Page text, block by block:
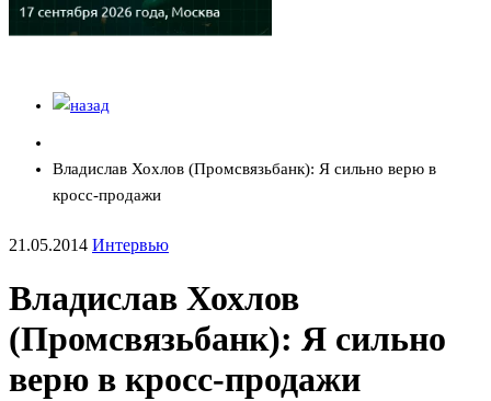
Владислав Хохлов (Промсвязьбанк): Я сильно верю в
кросс-продажи
21.05.2014 Интервью
Владислав Хохлов
(Промсвязьбанк): Я сильно
верю в кросс-продажи